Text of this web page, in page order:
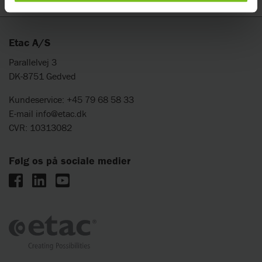
Etac A/S
Parallelvej 3
DK-8751 Gedved
Kundeservice: +45 79 68 58 33
E-mail info@etac.dk
CVR: 10313082
Følg os på sociale medier